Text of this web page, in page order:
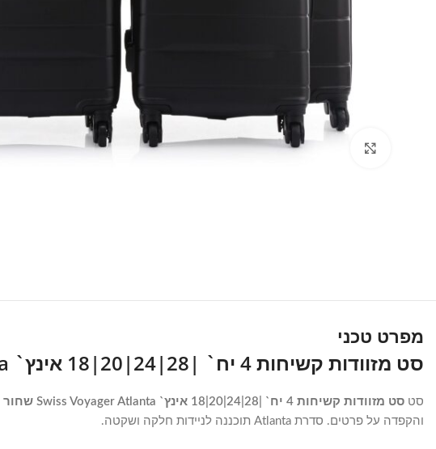
Click to enlarge
מפרט טכני
סט מזוודות קשיחות 4 יח` |28|24|20|18 אינץ` Swiss Voyager Atlanta שחור
סט סט מזוודות קשיחות 4 יח` |28|24|20|18 אינץ` Swiss Voyager Atlanta שחור
והקפדה על פרטים. סדרת Atlanta תוכננה לניידות חלקה ושקטה.